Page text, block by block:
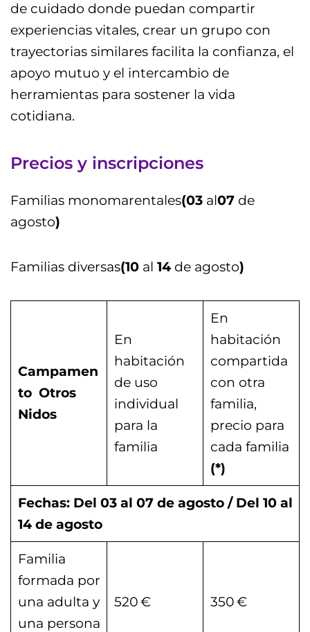
de cuidado donde puedan compartir
experiencias vitales, crear un grupo con
trayectorias similares facilita la confianza, el
apoyo mutuo y el intercambio de
herramientas para sostener la vida
cotidiana.
Precios y inscripciones
Familias monomarentales(03 al07 de
agosto)
Familias diversas(10 al 14 de agosto)
Campamen
to Otros
Nidos
En
habitación
de uso
individual
para la
familia
En
habitación
compartida
con otra
familia,
precio para
cada familia
(*)
Fechas: Del 03 al 07 de agosto / Del 10 al
14 de agosto
Familia
formada por
una adulta y
una persona
520 € 350 €